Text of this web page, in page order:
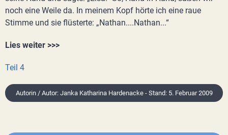
noch eine Weile da. In meinem Kopf hörte ich eine raue
Stimme und sie flüsterte: „Nathan....Nathan...“
Lies weiter >>>
Teil 4
Autorin / Autor: Janka Katharina Hardenacke - Stand: 5. Februar 2009